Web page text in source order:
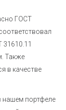
ГОСТ
31610.11
Также
в качестве
нашем портфеле